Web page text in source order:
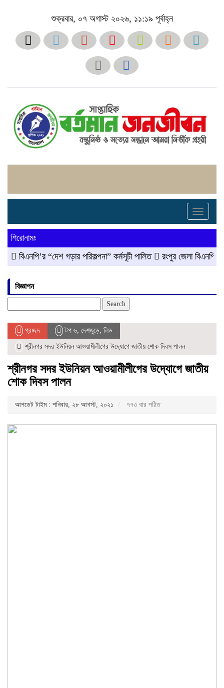
শুক্রবার, ০৭ অগাস্ট ২০২৬, ১১:১৯ পূর্বাহ্ন
Toggle
শিরোনামঃ
“দেশ গড়ার পরিকল্পনা” কর্মসূচী পালিত
রংপুর জেলা বিএনপি’র সদস্য
বিজ্ঞাপন
for:
প্রচ্ছদ টপ ৬ দেশজুড়ে লিড
শ্রীনগর সদর ইউনিয়ন আওয়ামীলীগের উদ্যোগে জাতীয় শোক দিবস পালন
শ্রীনগর সদর ইউনিয়ন আওয়ামীলীগের উদ্যোগে জাতীয়
শোক দিবস পালন
আপডেট টাইম : শনিবার, ২৮ আগস্ট, ২০২১ ৭৭৩ বার পঠিত